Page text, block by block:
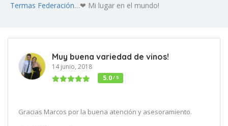
Termas Federación…❤ Mi lugar en el mundo!
Muy buena variedad de vinos!
14 junio, 2018
5.0/ 5
Gracias Marcos por la buena atención y asesoramiento.